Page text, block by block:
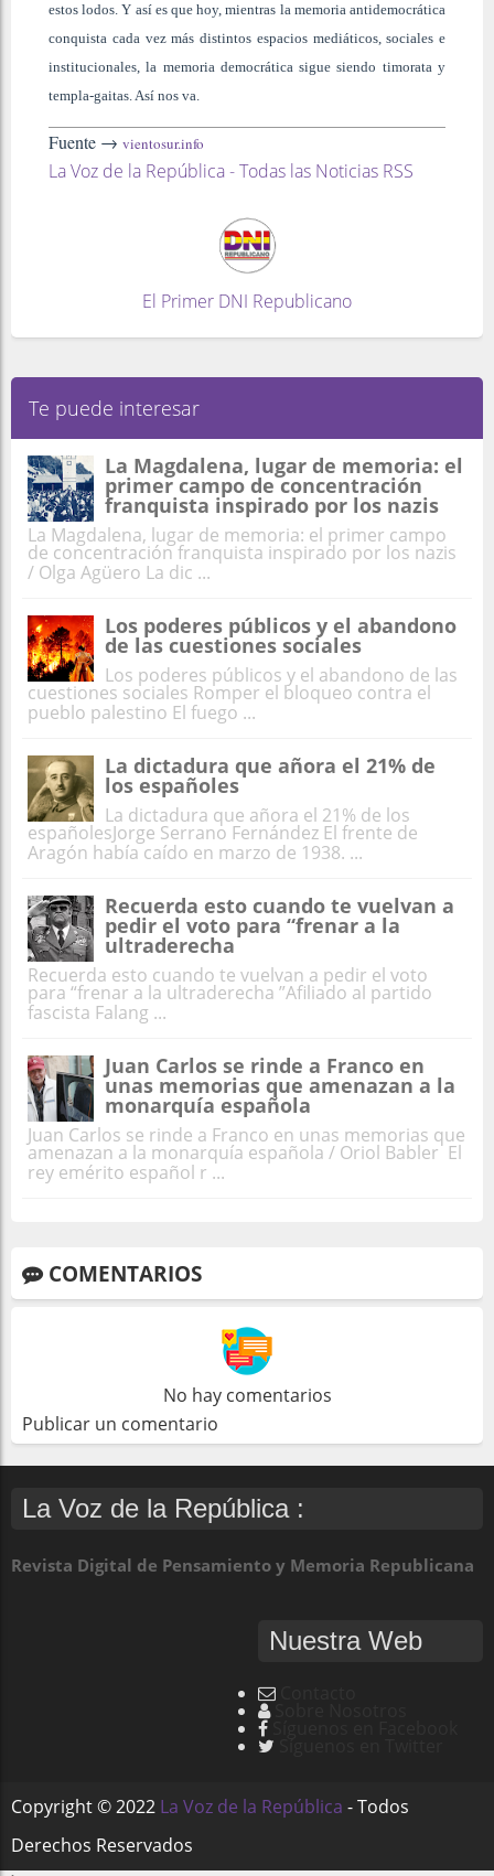
estos lodos. Y así es que hoy, mientras la memoria antidemocrática
conquista cada vez más distintos espacios mediáticos, sociales e
institucionales, la memoria democrática sigue siendo timorata y
templa-gaitas. Así nos va.
Fuente → vientosur.info
La Voz de la República - Todas las Noticias RSS
El Primer DNI Republicano
Te puede interesar
La Magdalena, lugar de memoria: el
primer campo de concentración
franquista inspirado por los nazis
La Magdalena, lugar de memoria: el primer campo
de concentración franquista inspirado por los nazis
/ Olga Agüero La dic ...
Los poderes públicos y el abandono
de las cuestiones sociales
Los poderes públicos y el abandono de las
cuestiones sociales Romper el bloqueo contra el
pueblo palestino El fuego ...
La dictadura que añora el 21% de
los españoles
La dictadura que añora el 21% de los
españolesJorge Serrano Fernández El frente de
Aragón había caído en marzo de 1938. ...
Recuerda esto cuando te vuelvan a
pedir el voto para “frenar a la
ultraderecha
Recuerda esto cuando te vuelvan a pedir el voto
para “frenar a la ultraderecha ”Afiliado al partido
fascista Falang ...
Juan Carlos se rinde a Franco en
unas memorias que amenazan a la
monarquía española
Juan Carlos se rinde a Franco en unas memorias que
amenazan a la monarquía española / Oriol Babler El
rey emérito español r ...
COMENTARIOS
No hay comentarios
Publicar un comentario
La Voz de la República :
Revista Digital de Pensamiento y Memoria Republicana
Nuestra Web
Copyright ©2022 La Voz de la República - Todos
Derechos Reservados